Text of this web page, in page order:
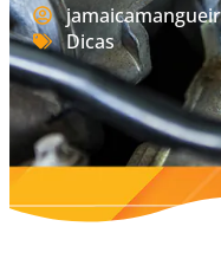
Dicas